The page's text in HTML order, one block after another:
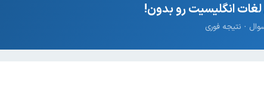
انگلیسیت رو بدون!